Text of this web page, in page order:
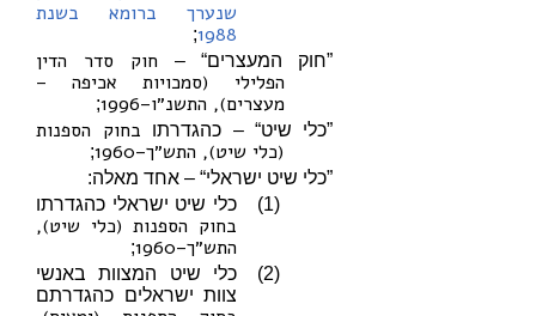
שנערך ברומא בשנת
1988
;
”חוק המעצרים“ – חוק סדר הדין
הפלילי (סמכויות אכיפה –
מעצרים), התשנ״ו–1996
;
”כלי שיט“ – כהגדרתו בחוק הספנות
(כלי שיט), התש״ך–1960
;
”כלי שיט ישראלי“ – אחד מאלה:
(1)
כלי שיט ישראלי כהגדרתו
בחוק הספנות (כלי שיט),
התש״ך–1960
;
(2)
כלי שיט המצוות באנשי
צוות ישראלים כהגדרתם